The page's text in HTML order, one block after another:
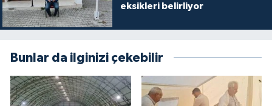
eksikleri belirliyor
Bunlar da ilginizi çekebilir